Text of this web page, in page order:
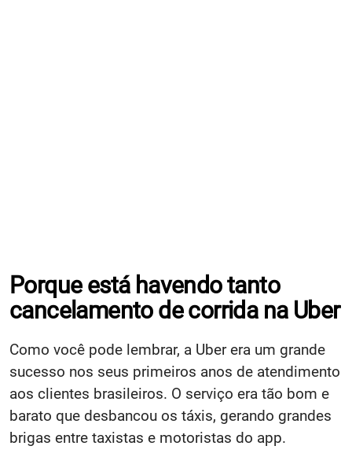
Porque está havendo tanto
cancelamento de corrida na Uber
Como você pode lembrar, a Uber era um grande
sucesso nos seus primeiros anos de atendimento
aos clientes brasileiros. O serviço era tão bom e
barato que desbancou os táxis, gerando grandes
brigas entre taxistas e motoristas do app.